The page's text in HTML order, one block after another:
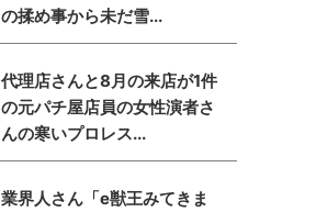
の揉め事から未だ雪...
代理店さんと8月の来店が1件
の元パチ屋店員の女性演者さ
んの寒いプロレス...
業界人さん「e獣王みてきま